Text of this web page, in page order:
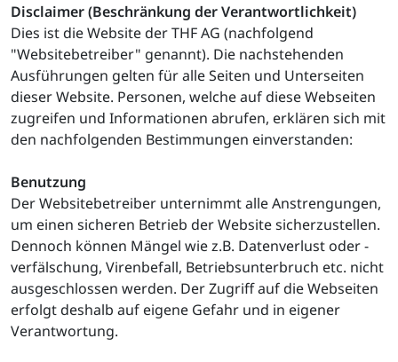
Disclaimer (Beschränkung der Verantwortlichkeit)
Dies ist die Website der THF AG (nachfolgend
"Websitebetreiber" genannt). Die nachstehenden
Ausführungen gelten für alle Seiten und Unterseiten
dieser Website. Personen, welche auf diese Webseiten
zugreifen und Informationen abrufen, erklären sich mit
den nachfolgenden Bestimmungen einverstanden:
Benutzung
Der Websitebetreiber unternimmt alle Anstrengungen,
um einen sicheren Betrieb der Website sicherzustellen.
Dennoch können Mängel wie z.B. Datenverlust oder -
verfälschung, Virenbefall, Betriebsunterbruch etc. nicht
ausgeschlossen werden. Der Zugriff auf die Webseiten
erfolgt deshalb auf eigene Gefahr und in eigener
Verantwortung.